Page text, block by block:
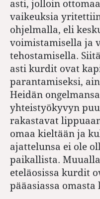
asti, jolloin
vaikeuksia
ohjelmalla, eli
voimistamisella ja
tehostamisella.
asti kurdit ovat
parantamiseksi,
Heidän
yhteistyökyvyn
rakastavat
omaa kieltään ja
ajattelunsa ei ole
paikallista.
eteläosissa kurdit
pääasiassa